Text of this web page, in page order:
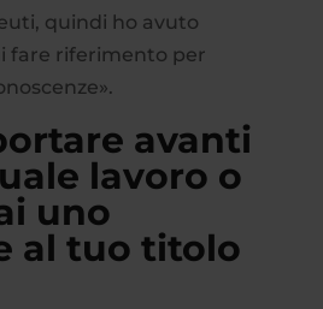
quindi ho avuto
fare riferimento per
avanti
lavoro o
uno
al tuo titolo